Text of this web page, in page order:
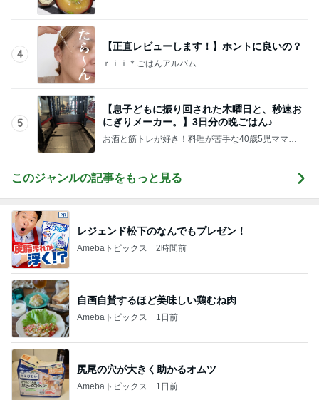
4
【正直レビューします！】ホントに良いの？
ｒｉｉ＊ごはんアルバム
5
【息子どもに振り回された木曜日と、秒速お
にぎりメーカー。】3日分の晩ごはん♪
お酒と筋トレが好き！料理が苦手な40歳5児ママ主
このジャンルの記事をもっと見る
レジェンド松下のなんでもプレゼン！
Amebaトピックス 2時間前
自画自賛するほど美味しい鶏むね肉
Amebaトピックス 1日前
尻尾の穴が大きく助かるオムツ
Amebaトピックス 1日前